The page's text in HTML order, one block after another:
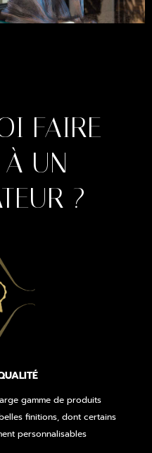
FAIRE
UN
?
gamme de produits
finitions, dont certains
personnalisables